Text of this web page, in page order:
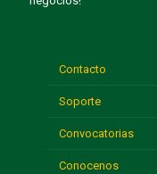
Contacto
Soporte
Convocatorias
Conocenos